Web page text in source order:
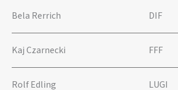
Bela Rerrich DIF
Kaj Czarnecki FFF
Rolf Edling LUGI